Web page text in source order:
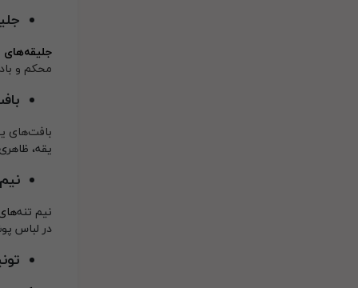
جلیقه‌های
محکم و
بافت‌های
یقه،
نیم تنه‌
در لباس